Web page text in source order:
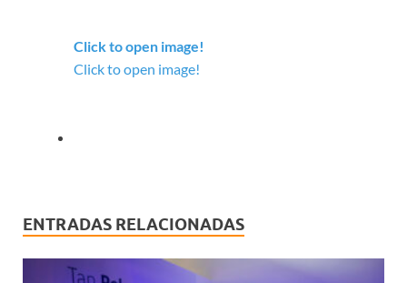
Click to open image!
Click to open image!
ENTRADAS RELACIONADAS